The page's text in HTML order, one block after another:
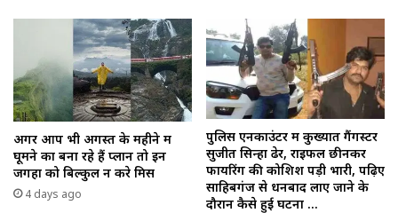
अगर आप भी अगस्त के महीने में
घूमने का बना रहे हैं प्लान तो इन
जगहों को बिल्कुल न करे मिस
4 days ago
पुलिस एनकाउंटर में कुख्यात गैंगस्टर
सुजीत सिन्हा ढेर, राइफल छीनकर
फायरिंग की कोशिश पड़ी भारी, पढ़िए
साहिबगंज से धनबाद लाए जाने के
दौरान कैसे हुई घटना …